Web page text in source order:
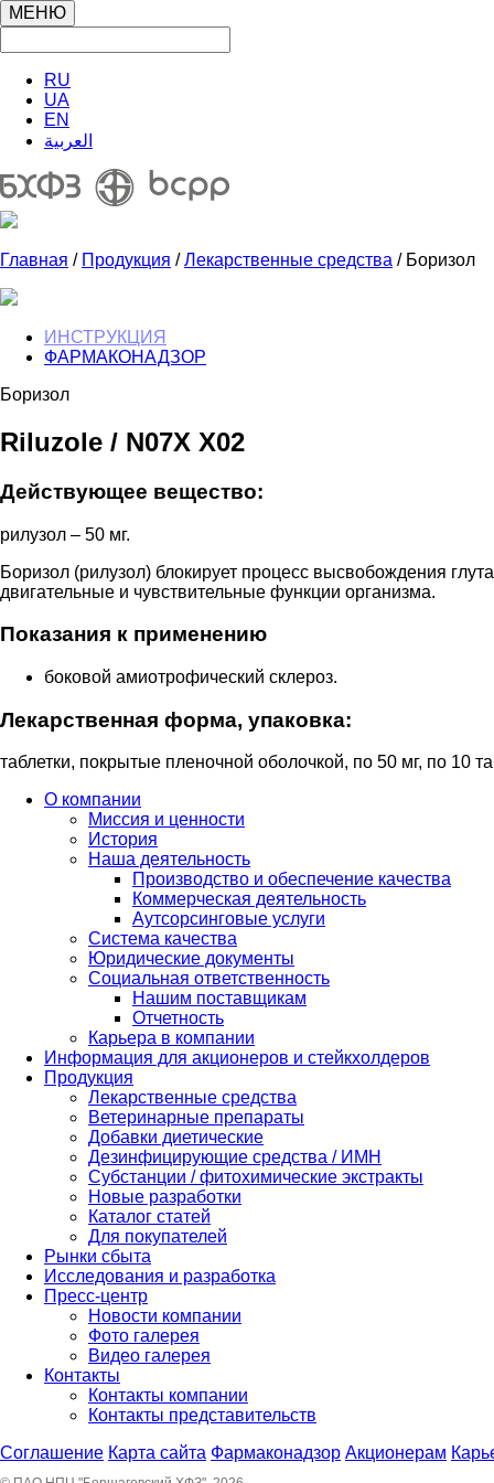
МЕНЮ
RU
UA
EN
العربية
Главная / Продукция /Лекарственные средства / Боризол
ИНСТРУКЦИЯ
ФАРМАКОНАДЗОР
Боризол
Riluzole / N07X X02
Действующее вещество:
рилузол – 50 мг.
Боризол (рилузол) блокирует процесс высвобождения
двигательные и чувствительные функции организма.
Показания к применению
боковой амиотрофический склероз.
Лекарственная форма, упаковка:
таблетки, покрытые пленочной оболочкой, по 50 мг, по 10
О компании
Миссия и ценности
История
Наша деятельность
Производство и обеспечение качества
Коммерческая деятельность
Аутсорсинговые услуги
Система качества
Юридические документы
Социальная ответственность
Нашим поставщикам
Отчетность
Карьера в компании
Информация для акционеров и стейкхолдеров
Продукция
Лекарственные средства
Ветеринарные препараты
Добавки диетические
Дезинфицирующие средства / ИМН
Субстанции / фитохимические экстракты
Новые разработки
Каталог статей
Для покупателей
Рынки сбыта
Исследования и разработка
Пресс-центр
Новости компании
Фото галерея
Видео галерея
Контакты
Контакты компании
Контакты представительств
Соглашение Карта сайта Фармаконадзор Акционерам